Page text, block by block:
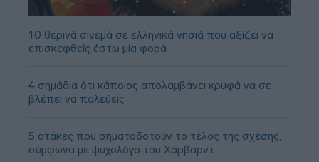
10 θερινά σινεμά σε ελληνικά νησιά που αξίζει να
επισκεφθείς έστω μία φορά
4 σημάδια ότι κάποιος απολαμβάνει κρυφά να σε
βλέπει να παλεύεις
5 ατάκες που σηματοδοτούν το τέλος της σχέσης,
σύμφωνα με ψυχολόγο του Χάρβαρντ